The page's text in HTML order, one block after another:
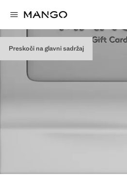
Preskoči na glavni sadržaj